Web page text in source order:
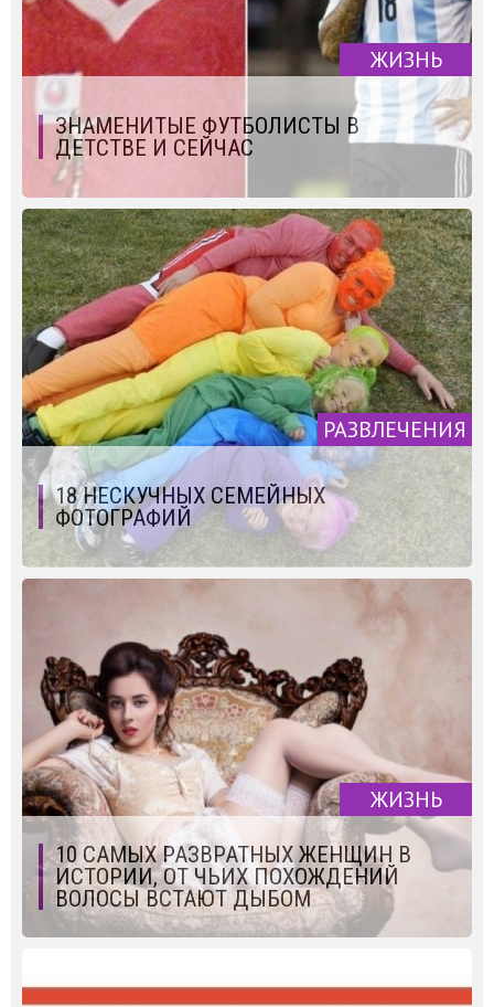
ЖИЗНЬ
ЗНАМЕНИТЫЕ ФУТБОЛИСТЫ В
ДЕТСТВЕ И СЕЙЧАС
РАЗВЛЕЧЕНИЯ
18 НЕСКУЧНЫХ СЕМЕЙНЫХ
ФОТОГРАФИЙ
ЖИЗНЬ
10 САМЫХ РАЗВРАТНЫХ ЖЕНЩИН В
ИСТОРИИ, ОТ ЧЬИХ ПОХОЖДЕНИЙ
ВОЛОСЫ ВСТАЮТ ДЫБОМ